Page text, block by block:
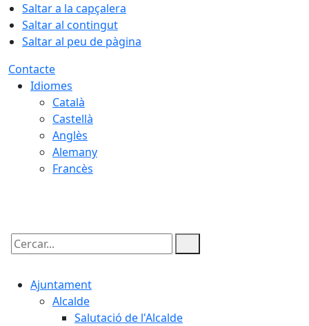
Saltar a la capçalera
Saltar al contingut
Saltar al peu de pàgina
Contacte
Idiomes
Català
Castellà
Anglès
Alemany
Francès
Cercar:
Ajuntament
Alcalde
Salutació de l'Alcalde